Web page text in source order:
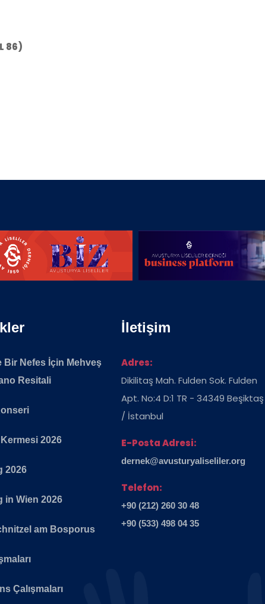
86)
Bir Nefes İçin Mehveş
Resitali
2026
2026
in Wien 2026
am Bosporus
Çalışmaları
İletişim
Adres:
Dikilitaş Mah. Fulden Sok. Fulden
Apt. No:4 D:1 TR - 34349 Beşiktaş
/ İstanbul
E-Posta Adresi:
dernek@avusturyaliseliler.org
Telefon:
+90 (212) 260 30 48
+90 (533) 498 04 35